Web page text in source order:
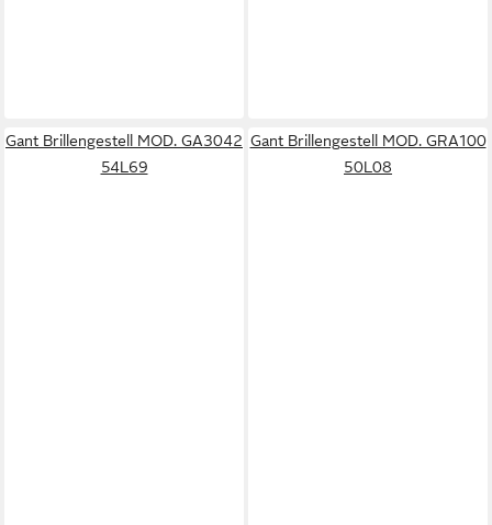
Gant Brillengestell MOD. GA3042
54L69
Gant Brillengestell MOD. GRA100
50L08